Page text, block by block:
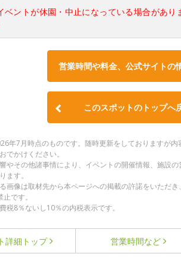
ントが休園・中止になっている場合があり
営業時間や料金、公式サイトの
このスポットのトップへ
年7月時点のものです。随時更新をしておりますが
でかけください。
やその他諸事情により、イベントの開催情報、施設
ます。
画像は取材先から本ページへの掲載の許諾をいただ
です。
税8％ないし10％の内税表示です。
詳細 トップ 営業時間など